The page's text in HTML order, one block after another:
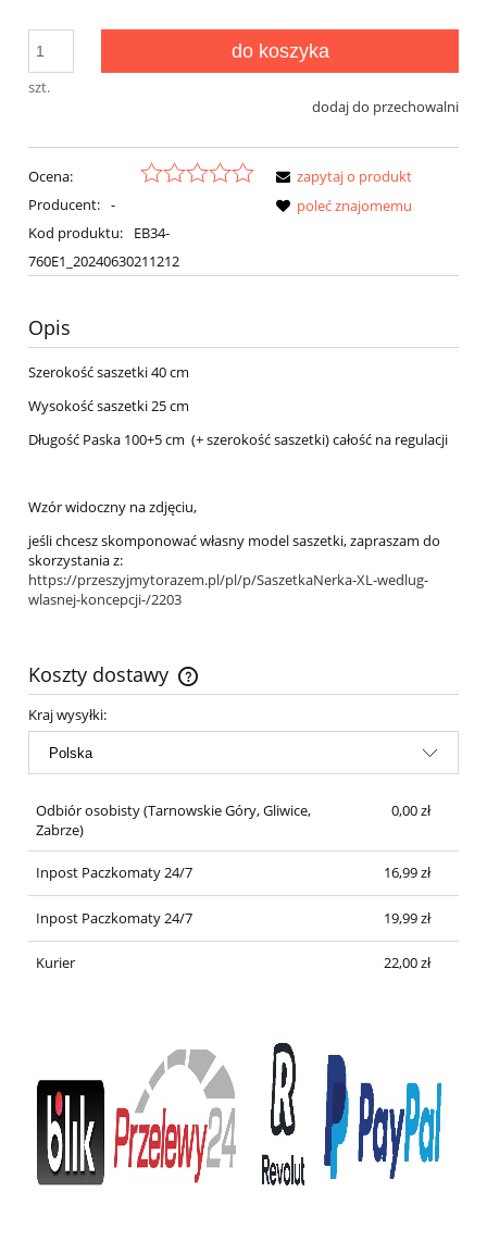
szt.
do koszyka
dodaj do przechowalni
Ocena:
Producent: -
Kod produktu:
EB34-
760E1_20240630211212
zapytaj o produkt
poleć znajomemu
Opis
Szerokość saszetki 40 cm
Wysokość saszetki 25 cm
Długość Paska 100+5 cm (+ szerokość saszetki) całość na regulacji
Wzór widoczny na zdjęciu,
jeśli chcesz skomponować własny model saszetki, zapraszam do
skorzystania z:
https://przeszyjmytorazem.pl/pl/p/SaszetkaNerka-XL-wedlug-
wlasnej-koncepcji-/2203
Koszty dostawy
Cena nie zawiera ewentualnych kosztów płatności
Kraj wysyłki:
Odbiór osobisty(Tarnowskie Góry, Gliwice,
Zabrze)
0,00 zł
Inpost Paczkomaty 24/7 16,99 zł
Inpost Paczkomaty 24/7 19,99 zł
Kurier 22,00 zł